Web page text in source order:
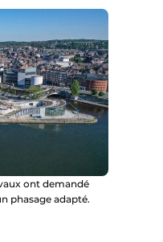
ont demandé
phasage adapté.